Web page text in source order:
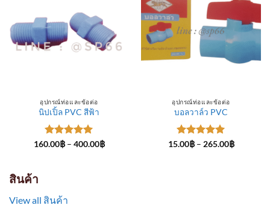
อุปกรณ์ท่อและข้อต่อ
นิปเปิ้ล PVC สีฟ้า
ให้คะแนน
160.00฿ – 400.00฿Price
อุปกรณ์ท่อและข้อต่อ
บอลวาล์ว PVC
ให้คะแนน
15.00฿ – 265.00฿Price
สินค้า
View all สินค้า